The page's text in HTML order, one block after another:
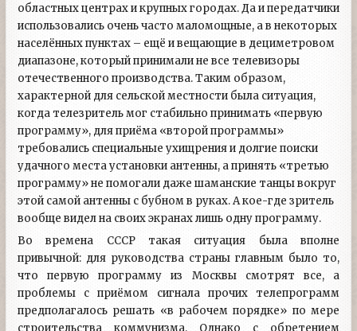
областных центрах и крупных городах. Да и передатчики
использовались очень часто маломощные, а в некоторых
населённых пунктах – ещё и вещающие в дециметровом
диапазоне, который принимали не все телевизоры
отечественного производства. Таким образом,
характерной для сельской местности была ситуация,
когда телезритель мог стабильно принимать «первую
программу», для приёма «второй программы»
требовались специальные ухищрения и долгие поиски
удачного места установки антенны, а принять «третью
программу» не помогали даже шаманские танцы вокруг
этой самой антенны с бубном в руках. А кое-где зритель
вообще видел на своих экранах лишь одну программу.
Во времена СССР такая ситуация была вполне
привычной: для руководства страны главным было то,
что первую программу из Москвы смотрят все, а
проблемы с приёмом сигнала прочих телепрограмм
предполагалось решать «в рабочем порядке» по мере